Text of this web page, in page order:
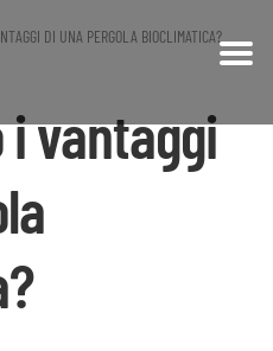
DI UNA PERGOLA BIOCLIMATICA?
i vantaggi